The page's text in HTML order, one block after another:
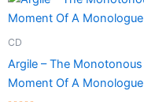
CD
Argile – The Monotonous
Moment Of A Monologue